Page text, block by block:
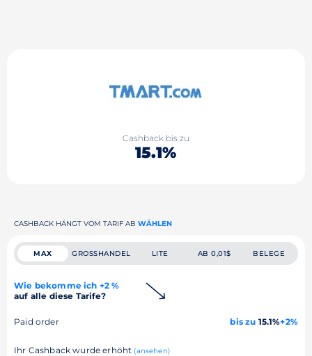
Cashback bis zu
15.1%
CASHBACK HÄNGT VOM TARIF AB WÄHLEN
MAX GROSSHANDEL LITE AB 0,01$ BELEGE
Wie bekomme ich +2 %
auf alle diese Tarife?
Paid order bis zu 15.1%+2%
Ihr Cashback wurde erhöht (ansehen)